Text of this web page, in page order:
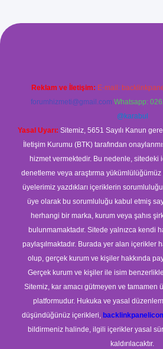
Reklam ve İletişim: E-mail:
forumhizmeti@gmail.com Whatsapp:
@karabul
Yasal Uyarı: Sitemiz, 5651 Sayılı Kanun
İletişim Kurumu (BTK) tarafından
hizmet vermektedir. Bu nedenle, sitedeki
denetleme veya araştırma yükümlülüğümüz
üyelerimiz yazdıkları içeriklerin
üye olarak bu sorumluluğu kabul etmiş
herhangi bir marka, kurum veya şahıs
bulunmamaktadır. Sitede yalnızca kendi
paylaşılmaktadır. Burada yer alan içerikler
olup, gerçek kurum ve kişiler hakkında
Gerçek kurum ve kişiler ile isim
Sitemiz, kar amacı gütmeyen ve tamamen
platformudur. Hukuka ve yasal
düşündüğünüz içerikleri,
bildirmeniz halinde, ilgili içerikler yasal
kaldırılacaktır.